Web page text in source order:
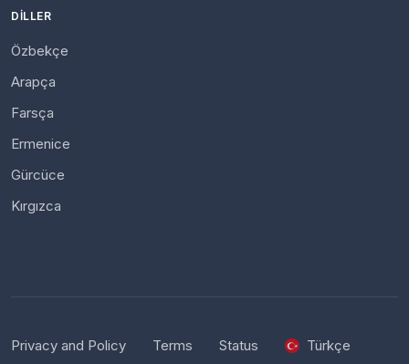
DILLER
Özbekçe
Arapça
Farsça
Ermenice
Gürcüce
Kırgızca
Privacy and Policy Terms Status Türkçe